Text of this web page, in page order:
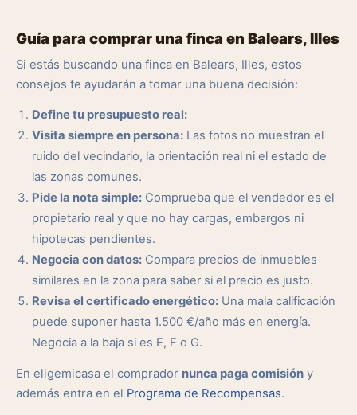
Guía para comprar una finca en Balears, Illes
Si estás buscando una finca en Balears, Illes, estos
consejos te ayudarán a tomar una buena decisión:
Define tu presupuesto real:
Visita siempre en persona: Las fotos no muestran el
ruido del vecindario, la orientación real ni el estado de
las zonas comunes.
Pide la nota simple: Comprueba que el vendedor es el
propietario real y que no hay cargas, embargos ni
hipotecas pendientes.
Negocia con datos: Compara precios de inmuebles
similares en la zona para saber si el precio es justo.
Revisa el certificado energético: Una mala calificación
puede suponer hasta 1.500 €/año más en energía.
Negocia a la baja si es E, F o G.
En eligemicasa el comprador nunca paga comisión y
además entra en el Programa de Recompensas.